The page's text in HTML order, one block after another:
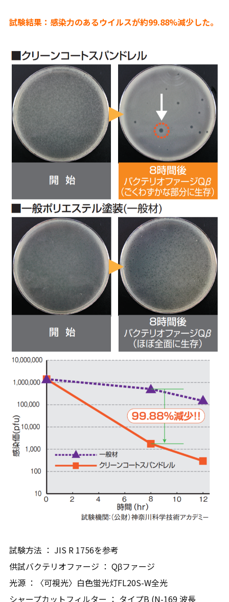
試験結果：感染力のあるウイルスが約99.88%減少した。
試験方法 ： JIS R 1756を参考
供試バクテリオファージ ： Qβファージ
光源 ：〈可視光〉白色蛍光灯FL20S-W全光
シャープカットフィルター ： タイプB (N-169 波長